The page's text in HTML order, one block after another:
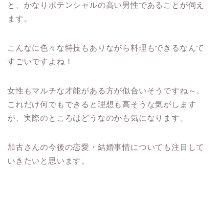
と、かなりポテンシャルの高い男性であることが伺え
ます。
こんなに色々な特技もありながら料理もできるなんて
すごいですよね！
女性もマルチな才能がある方が似合いそうですね～。
これだけ何でもできると理想も高そうな気がします
が、実際のところはどうなのかも気になります。
加古さんの今後の恋愛・結婚事情についても注目して
いきたいと思います。